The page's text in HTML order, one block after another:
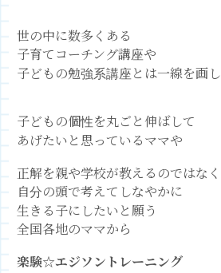
世の中に数多くある
子育てコーチング講座や
子どもの勉強系講座とは一線を画し
子どもの個性を丸ごと伸ばして
あげたいと思っているママや
正解を親や学校が教えるのではなく
自分の頭で考えてしなやかに
生きる子にしたいと願う
全国各地のママから
楽験☆エジソントレーニング